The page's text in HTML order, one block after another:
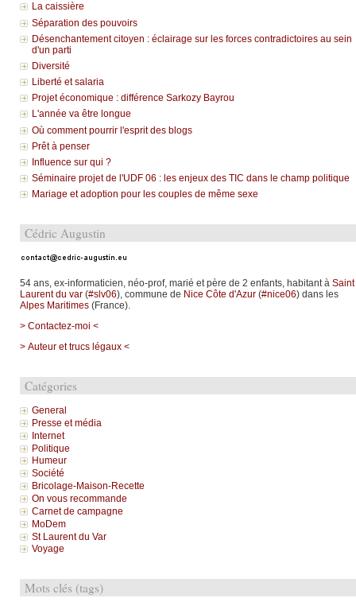
La caissière
Séparation des pouvoirs
Désenchantement citoyen : éclairage sur les forces contradictoires au sein
d'un parti
Diversité
Liberté et salaria
Projet économique : différence Sarkozy Bayrou
L'année va être longue
Où comment pourrir l'esprit des blogs
Prêt à penser
Influence sur qui ?
Séminaire projet de l'UDF 06 : les enjeux des TIC dans le champ politique
Mariage et adoption pour les couples de même sexe
Cédric Augustin
54 ans, ex-informaticien, néo-prof, marié et père de 2 enfants, habitant à Saint
Laurent du var(#slv06), commune de Nice Côte d'Azur(#nice06) dans les
Alpes Maritimes(France).
> Contactez-moi <
> Auteur et trucs légaux <
Catégories
General
Presse et média
Internet
Politique
Humeur
Société
Bricolage-Maison-Recette
On vous recommande
Carnet de campagne
MoDem
St Laurent du Var
Voyage
Mots clés (tags)